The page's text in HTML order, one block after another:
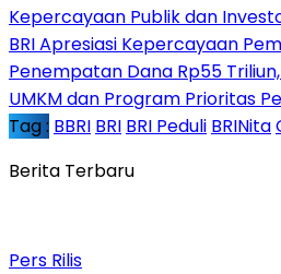
Kepercayaan Publik dan
BRI Apresiasi Kepercayaan
Penempatan Dana Rp55
UMKM dan Program Prioritas
Tag : BBRI BRI BRI Peduli BRINita
Berita Terbaru
Pers Rilis